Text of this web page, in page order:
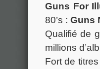
Guns For
80’s : Guns
Qualifié de
millions
Fort de